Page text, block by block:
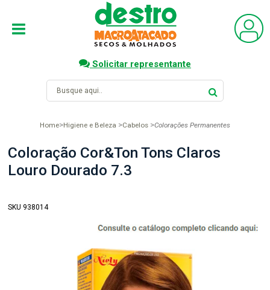
Solicitar representante
Home Higiene e Beleza Cabelos Colorações Permanentes
Coloração Cor&Ton Tons Claros
Louro Dourado 7.3
SKU 938014